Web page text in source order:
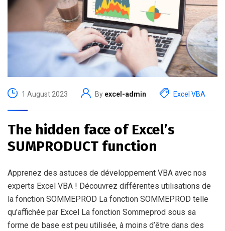
1 August 2023 By excel-admin Excel VBA
The hidden face of Excel’s
SUMPRODUCT function
Apprenez des astuces de développement VBA avec nos
experts Excel VBA ! Découvrez différentes utilisations de
la fonction SOMMEPROD La fonction SOMMEPROD telle
qu'affichée par Excel La fonction Sommeprod sous sa
forme de base est peu utilisée, à moins d’être dans des